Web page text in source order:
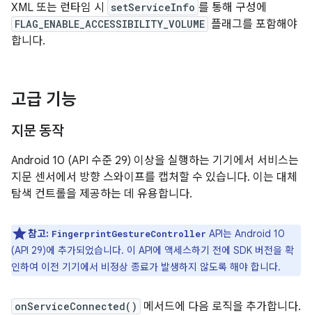
XML 또는 런타임 시 setServiceInfo 를 통해 구성에
FLAG_ENABLE_ACCESSIBILITY_VOLUME 플래그를 포함해야
합니다.
고급 기능
지문 동작
Android 10 (API 수준 29) 이상을 실행하는 기기에서 서비스는
지문 센서에서 방향 스와이프를 캡처할 수 있습니다. 이는 대체
탐색 컨트롤을 제공하는 데 유용합니다.
참고: FingerprintGestureController API는 Android 10
(API 29)에 추가되었습니다. 이 API에 액세스하기 전에 SDK 버전을 확
인하여 이전 기기에서 비정상 종료가 발생하지 않도록 해야 합니다.
onServiceConnected() 메서드에 다음 로직을 추가합니다.